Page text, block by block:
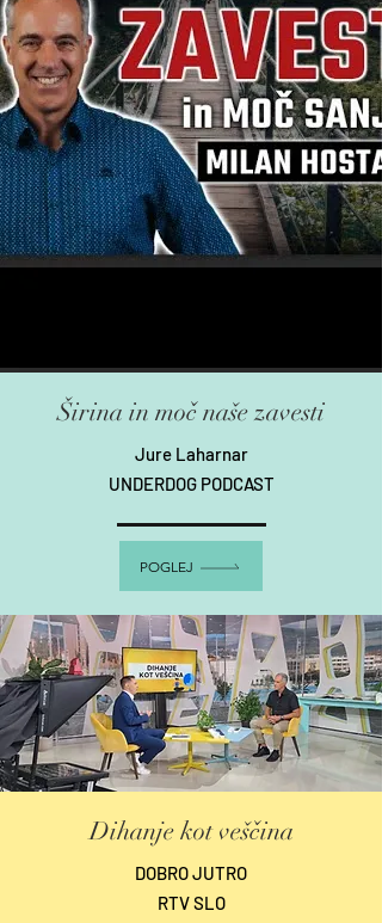
Širina in moč naše zavesti
Jure Laharnar
UNDERDOG PODCAST
POGLEJ
Dihanje kot veščina
DOBRO JUTRO
RTV SLO